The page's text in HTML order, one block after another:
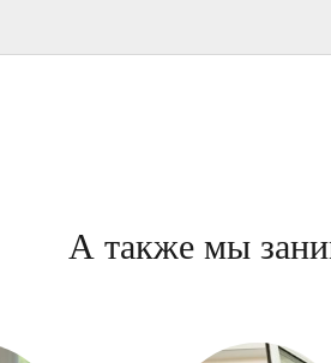
А также мы